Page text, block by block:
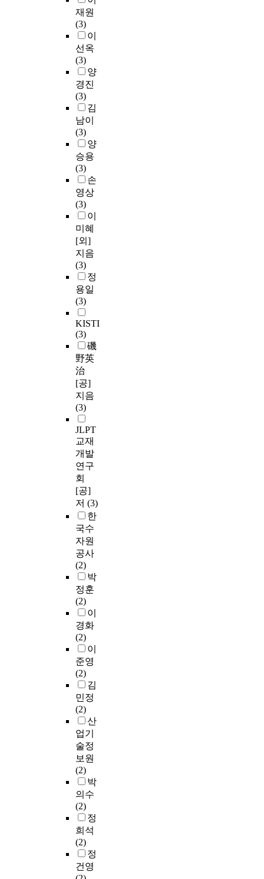
재원
(3)
이
선옥
(3)
양
경진
(3)
김
남이
(3)
양
승용
(3)
손
영상
(3)
이
미혜
[외]
지음
(3)
정
용일
(3)
KISTI
(3)
磯
野英
治
[공]
지음
(3)
JLPT
교재
개발
연구
회
[공]
저 (3)
한
국수
자원
공사
(2)
박
정훈
(2)
이
경화
(2)
이
준영
(2)
김
민정
(2)
산
업기
술정
보원
(2)
박
의수
(2)
정
희석
(2)
정
건영